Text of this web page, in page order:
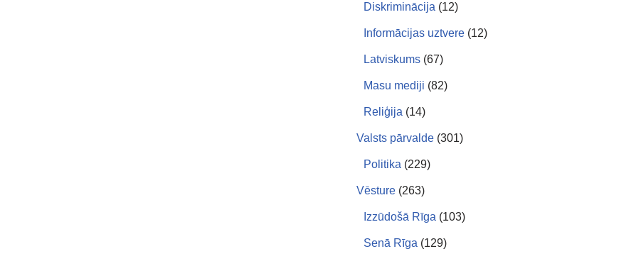
Diskriminācija (12)
Informācijas uztvere (12)
Latviskums (67)
Masu mediji (82)
Reliģija (14)
Valsts pārvalde (301)
Politika (229)
Vēsture (263)
Izzūdošā Rīga (103)
Senā Rīga (129)